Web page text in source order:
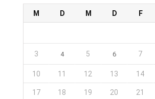
M D M D F
3 4 5 6 7
10 11 12 13 14
17 18 19 20 21